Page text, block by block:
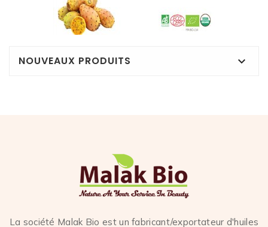
NOUVEAUX PRODUITS 
La société Malak Bio est un fabricant/exportateur d'huiles